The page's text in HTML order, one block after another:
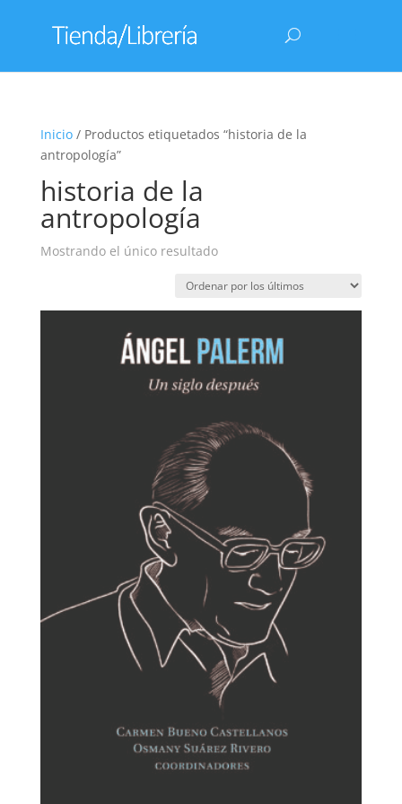
Inicio/ Productos etiquetados “historia de la
antropología”
historia de la
antropología
Mostrando el único resultado